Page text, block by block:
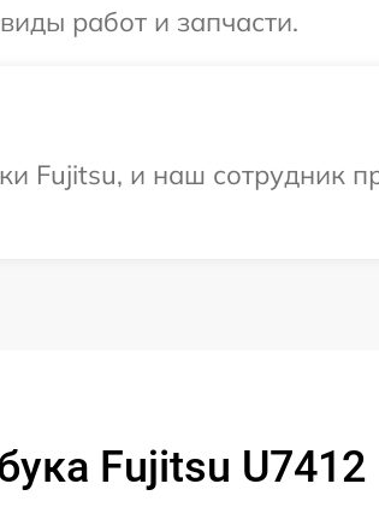
работ и запчасти.
Fujitsu, и наш сотрудник
Fujitsu U7412